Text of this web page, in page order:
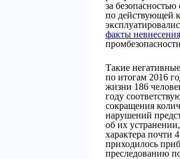
за
по действующей
факты
Такие
по итогам 2016
жизни 186
году
сокращения
нарушений
об их
характера почти
приходилось
преследованию